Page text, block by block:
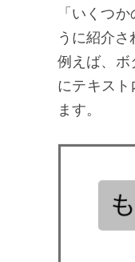
「いくつ
うに紹介さ
例えば、ボ
にテキス
ます。